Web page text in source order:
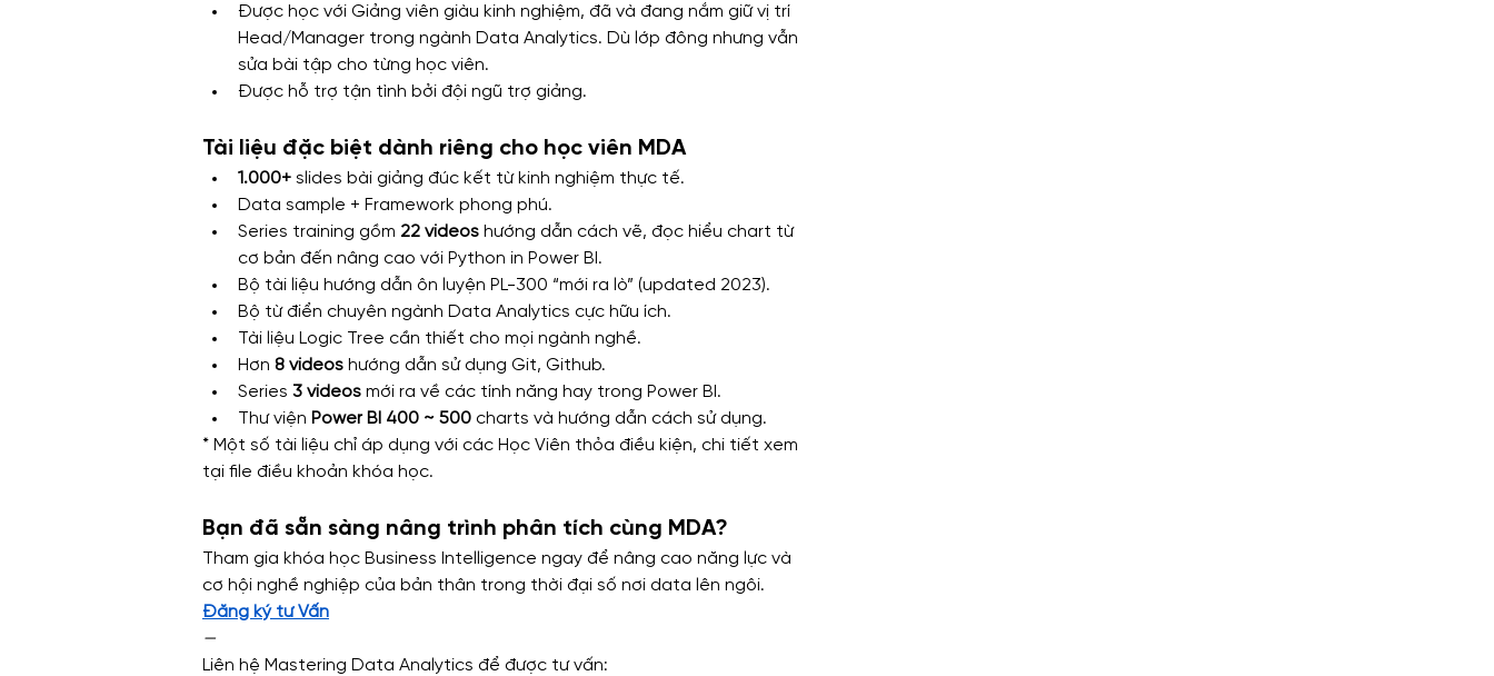
Được học với Giảng viên giàu kinh nghiệm, đã và đang nắm giữ vị trí
Head/Manager trong ngành Data Analytics. Dù lớp đông nhưng vẫn
sửa bài tập cho từng học viên.
Được hỗ trợ tận tình bởi đội ngũ trợ giảng.
Tài liệu đặc biệt dành riêng cho học viên MDA
1.000+ slides bài giảng đúc kết từ kinh nghiệm thực tế.
Data sample + Framework phong phú.
Series training gồm 22 videos hướng dẫn cách vẽ, đọc hiểu chart từ
cơ bản đến nâng cao với Python in Power BI.
Bộ tài liệu hướng dẫn ôn luyện PL-300 “mới ra lò” (updated 2023).
Bộ từ điển chuyên ngành Data Analytics cực hữu ích.
Tài liệu Logic Tree cần thiết cho mọi ngành nghề.
Hơn 8 videos hướng dẫn sử dụng Git, Github.
Series 3 videos mới ra về các tính năng hay trong Power BI.
Thư viện Power BI 400 ~ 500 charts và hướng dẫn cách sử dụng.
* Một số tài liệu chỉ áp dụng với các Học Viên thỏa điều kiện, chi tiết xem
tại file điều khoản khóa học.
Bạn đã sẵn sàng nâng trình phân tích cùng MDA?
Tham gia khóa học Business Intelligence ngay để nâng cao năng lực và
cơ hội nghề nghiệp của bản thân trong thời đại số nơi data lên ngôi.
Đăng ký tư Vấn
—
Liên hệ Mastering Data Analytics để được tư vấn: